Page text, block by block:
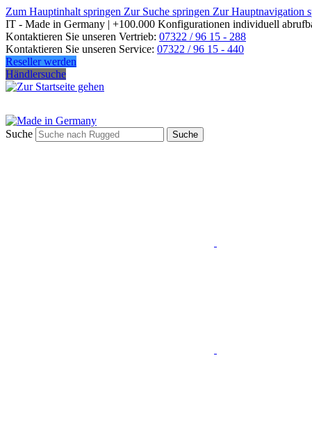
Zum Hauptinhalt springen Zur Suche springen Zur Hauptnavigation
IT - Made in Germany | +100.000 Konfigurationen individuell
Kontaktieren Sie unseren Vertrieb: 07322 / 96 15 - 288
Kontaktieren Sie unseren Service: 07322 / 96 15 - 440
Reseller werden
Händlersuche
Suche Suche